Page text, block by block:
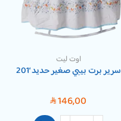
اوت ليت
سرير برت بيبي صغير حديد ‘201
SAR146,00